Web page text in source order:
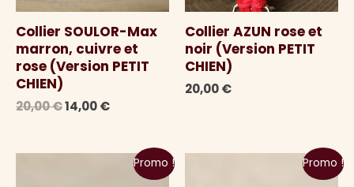
Collier SOULOR-Max
marron, cuivre et
rose (Version PETIT
CHIEN)
20,00€Le
était :
14,00€Le
est :
14,00 €.
Collier AZUN rose et
noir (Version PETIT
CHIEN)
20,00€
Promo ! Promo !